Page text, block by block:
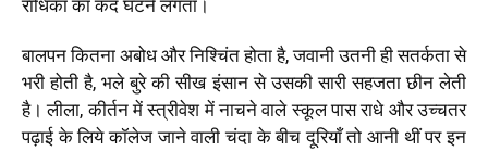
राधिका का कद घटने लगता।
बालपन कितना अबोध और निश्चिंत होता है, जवानी उतनी ही सतर्कता से
भरी होती है, भले बुरे की सीख इंसान से उसकी सारी सहजता छीन लेती
है। लीला, कीर्तन में स्त्रीवेश में नाचने वाले स्कूल पास राधे और उच्चतर
पढ़ाई के लिये कॉलेज जाने वाली चंदा के बीच दूरियाँ तो आनी थीं पर इन